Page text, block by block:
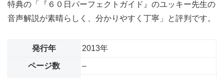
特典の「『６０日パーフェクトガイド』のユッキー先生の
音声解説が素晴らしく、分かりやすく丁寧」と評判です。
発行年 2013年
ページ数 –